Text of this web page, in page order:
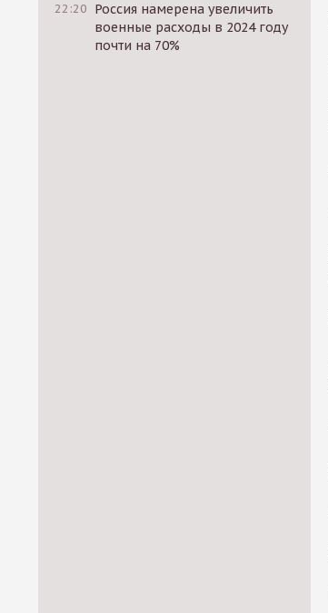
22:20 Россия намерена увеличить
военные расходы в 2024 году
почти на 70%